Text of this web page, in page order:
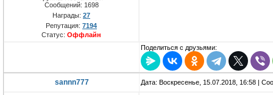
Сообщений: 1698
Награды: 27
Репутация: 7194
Статус: Оффлайн
Поделиться с друзьями:
sannn777 Дата: Воскресенье, 15.07.2018, 16:58 |